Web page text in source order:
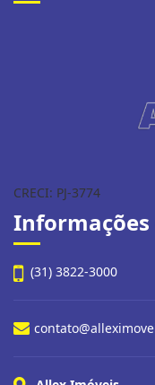
CRECI: PJ-3774
Informações
(31) 3822-3000